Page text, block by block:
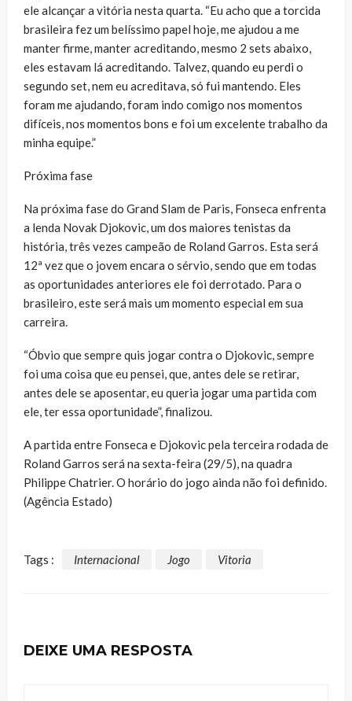
ele alcançar a vitória nesta quarta. “Eu acho que a torcida
brasileira fez um belíssimo papel hoje, me ajudou a me
manter firme, manter acreditando, mesmo 2 sets abaixo,
eles estavam lá acreditando. Talvez, quando eu perdi o
segundo set, nem eu acreditava, só fui mantendo. Eles
foram me ajudando, foram indo comigo nos momentos
difíceis, nos momentos bons e foi um excelente trabalho da
minha equipe.”
Próxima fase
Na próxima fase do Grand Slam de Paris, Fonseca enfrenta
a lenda Novak Djokovic, um dos maiores tenistas da
história, três vezes campeão de Roland Garros. Esta será
12ª vez que o jovem encara o sérvio, sendo que em todas
as oportunidades anteriores ele foi derrotado. Para o
brasileiro, este será mais um momento especial em sua
carreira.
“Óbvio que sempre quis jogar contra o Djokovic, sempre
foi uma coisa que eu pensei, que, antes dele se retirar,
antes dele se aposentar, eu queria jogar uma partida com
ele, ter essa oportunidade”, finalizou.
A partida entre Fonseca e Djokovic pela terceira rodada de
Roland Garros será na sexta-feira (29/5), na quadra
Philippe Chatrier. O horário do jogo ainda não foi definido.
(Agência Estado)
Tags : Internacional Jogo Vitoria
DEIXE UMA RESPOSTA